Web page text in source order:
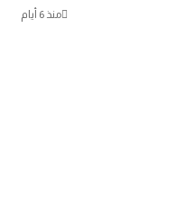
منذ 6 أيام